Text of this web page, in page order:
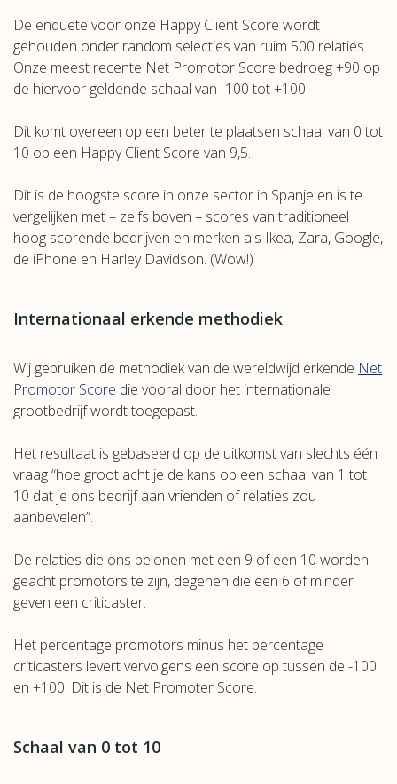
De enquete voor onze Happy Client Score wordt
gehouden onder random selecties van ruim 500 relaties.
Onze meest recente Net Promotor Score bedroeg +90 op
de hiervoor geldende schaal van -100 tot +100.
Dit komt overeen op een beter te plaatsen schaal van 0 tot
10 op een Happy Client Score van 9,5.
Dit is de hoogste score in onze sector in Spanje en is te
vergelijken met – zelfs boven – scores van traditioneel
hoog scorende bedrijven en merken als Ikea, Zara, Google,
de iPhone en Harley Davidson. (Wow!)
Internationaal erkende methodiek
Wij gebruiken de methodiek van de wereldwijd erkende Net
Promotor Score die vooral door het internationale
grootbedrijf wordt toegepast.
Het resultaat is gebaseerd op de uitkomst van slechts één
vraag “hoe groot acht je de kans op een schaal van 1 tot
10 dat je ons bedrijf aan vrienden of relaties zou
aanbevelen”.
De relaties die ons belonen met een 9 of een 10 worden
geacht promotors te zijn, degenen die een 6 of minder
geven een criticaster.
Het percentage promotors minus het percentage
criticasters levert vervolgens een score op tussen de -100
en +100. Dit is de Net Promoter Score.
Schaal van 0 tot 10